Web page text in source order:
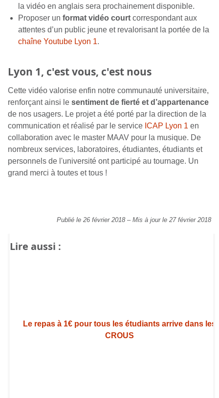
la vidéo en anglais sera prochainement disponible.
Proposer un format vidéo courtcorrespondant aux
attentes d’un public jeune et revalorisant la portée de la
chaîne Youtube Lyon 1.
Lyon 1, c'est vous, c'est nous
Cette vidéo valorise enfin notre communauté universitaire,
renforçant ainsi le sentiment de fierté et d’appartenance
de nos usagers. Le projet a été porté par la direction de la
communication et réalisé par le service ICAP Lyon 1 en
collaboration avec le master MAAV pour la musique. De
nombreux services, laboratoires, étudiantes, étudiants et
personnels de l'université ont participé au tournage. Un
grand merci à toutes et tous !
Publié le 26 février 2018 – Mis à jour le 27 février 2018
Lire aussi :
Le repas à 1€ pour tous les étudiants arrive dans les
CROUS